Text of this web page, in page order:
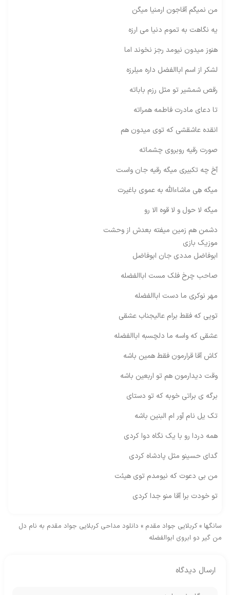
من نمیگم آقاجون ارمنیا میگن
یه نگاهت به تموم دنیا می ارزه
هنوز میدون نیومد رجز نخوند اما
لشکر از اسم اباالفضل داره میلرزه
رقص شمشیر تو مثل رزم باباته
تا دعای مادرت فاطمه همراته
انقده عاشقشی که توی میدون هم
صورت رقیه روبروی چشماته
آخ چه تکبیری میگه رقیه جان واست
میگه هِی ماشاءالله به عموی باغیرت
میگه لا حول و لا قوه الا رو
دشمن هم زمین میفته بعدش از وحشت
موزیک بازی
ابوفاضل مددی جان ابوفاضل
صاحب چرخ فلک مست اباالفضله
مهر نوکری ما دست اباالفضله
تویی که فقط برام عالیجناب عشقی
عشقی که واسه ما دلچسبه اباالفضله
کاش آقا قرارمون فقط همین باشه
وقت دیدارمون هم تو اربعین باشه
برگه ی براتی خوبه که تو دستای
تک یل نام آور ام البنین باشه
همه دردا رو با یک نگاه دوا کردی
گدای حسینو مثل پادشاه کردی
من بی دعوت که نیومدم توی هیئت
تو خودت برا آقا منو جدا کردی
سانگها »کربلایی جواد مقدم » دانلود مداحی کربلایی جواد مقدم به نام دل
من گیر دو ابروی ابوالفضله
ارسال دیدگاه